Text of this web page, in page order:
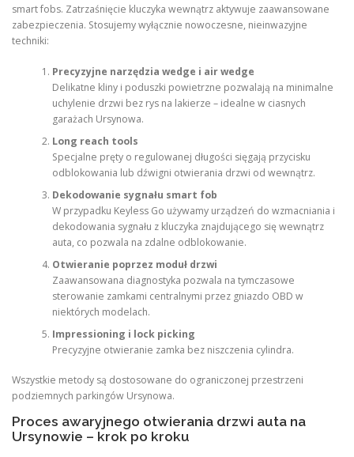
smart fobs. Zatrzaśnięcie kluczyka wewnątrz aktywuje zaawansowane
zabezpieczenia. Stosujemy wyłącznie nowoczesne, nieinwazyjne
techniki:
Precyzyjne narzędzia wedge i air wedge
Delikatne kliny i poduszki powietrzne pozwalają na minimalne
uchylenie drzwi bez rys na lakierze – idealne w ciasnych
garażach Ursynowa.
Long reach tools
Specjalne pręty o regulowanej długości sięgają przycisku
odblokowania lub dźwigni otwierania drzwi od wewnątrz.
Dekodowanie sygnału smart fob
W przypadku Keyless Go używamy urządzeń do wzmacniania i
dekodowania sygnału z kluczyka znajdującego się wewnątrz
auta, co pozwala na zdalne odblokowanie.
Otwieranie poprzez moduł drzwi
Zaawansowana diagnostyka pozwala na tymczasowe
sterowanie zamkami centralnymi przez gniazdo OBD w
niektórych modelach.
Impressioning i lock picking
Precyzyjne otwieranie zamka bez niszczenia cylindra.
Wszystkie metody są dostosowane do ograniczonej przestrzeni
podziemnych parkingów Ursynowa.
Proces awaryjnego otwierania drzwi auta na
Ursynowie – krok po kroku